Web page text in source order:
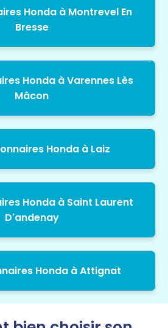
Honda à Montrevel En
Bresse
Honda à Varennes Lès
Mâcon
Honda à Laiz
Honda à Saint Laurent
D'andenay
Honda à Attignat